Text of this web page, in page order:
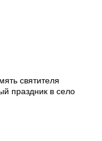
святителя
праздник в село